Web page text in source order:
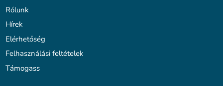
Rólunk
Hírek
Elérhetőség
Felhasználási feltételek
Támogass